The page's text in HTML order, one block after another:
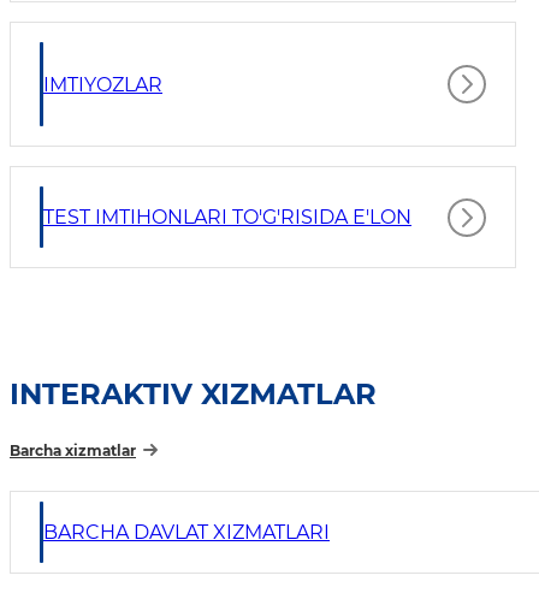
IMTIYOZLAR
TEST IMTIHONLARI TO'G'RISIDA E'LON
INTERAKTIV XIZMATLAR
Barcha xizmatlar
BARCHA DAVLAT XIZMATLARI